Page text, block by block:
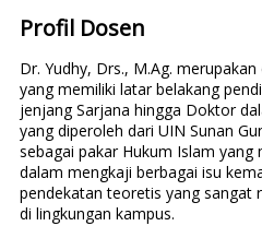
Profil Dosen
Dr. Yudhy, Drs., M.Ag.
yang memiliki latar belakang
jenjang Sarjana hingga Doktor
yang diperoleh dari UIN Sunan
sebagai pakar Hukum Islam
dalam mengkaji berbagai isu
pendekatan teoretis yang sangat
di lingkungan kampus.